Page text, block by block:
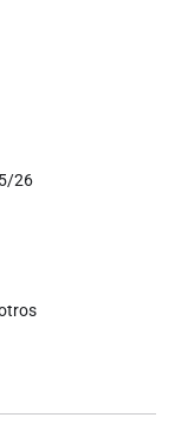
26